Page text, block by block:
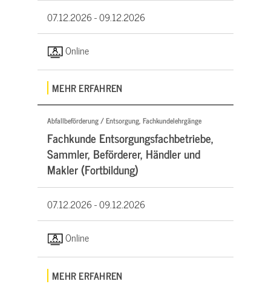
07.12.2026 -09.12.2026
Online
MEHR ERFAHREN
Abfallbeförderung / Entsorgung, Fachkundelehrgänge
Fachkunde Entsorgungsfachbetriebe,
Sammler, Beförderer, Händler und
Makler (Fortbildung)
07.12.2026 -09.12.2026
Online
MEHR ERFAHREN